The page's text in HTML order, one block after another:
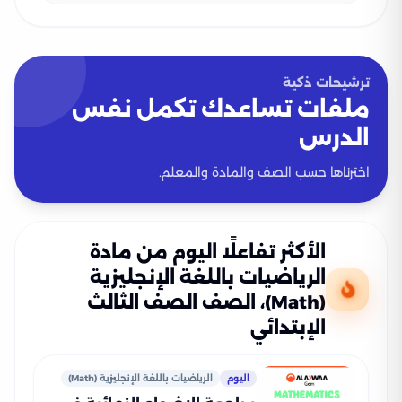
ترشيحات ذكية
ملفات تساعدك تكمل نفس
الدرس
اخترناها حسب الصف والمادة والمعلم.
الأكثر تفاعلًا اليوم من مادة
الرياضيات باللغة الإنجليزية
(Math)، الصف الصف الثالث
الإبتدائي
اليوم الرياضيات باللغة الإنجليزية (Math)